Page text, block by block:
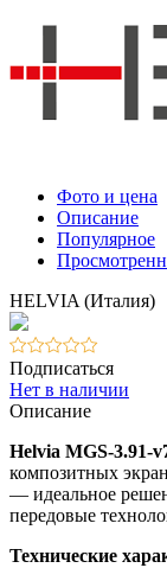
Фото и цена
Описание
Популярное
HELVIA (Италия)
Подписаться
Нет в наличии
Описание
Helvia MGS-3.91-
композитных
— идеальное
передовые
Технические